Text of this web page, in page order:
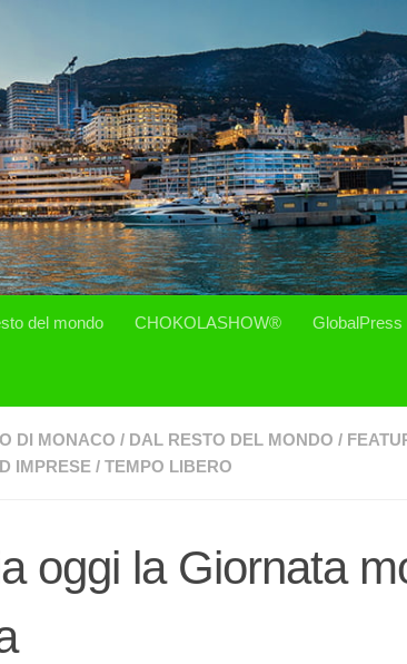
del mondo CHOKOLASHOW® GlobalPress
DI MONACO / DAL RESTO DEL MONDO /
IMPRESE / TEMPO LIBERO
oggi la Giornata